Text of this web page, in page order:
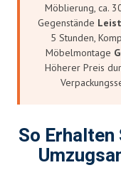
Möblierung, ca.
Gegenstände
5 Stunden,
Möbelmontage
Höherer Preis
So